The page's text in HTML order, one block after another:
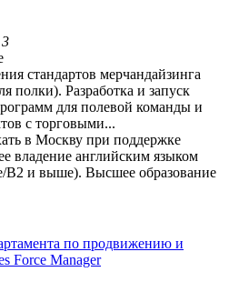
3
стандартов мерчандайзинга
полки). Разработка и запуск
для полевой команды и
с торговыми...
в Москву при поддержке
владение английским языком
B2 и выше). Высшее образование
по продвижению и
Force Manager